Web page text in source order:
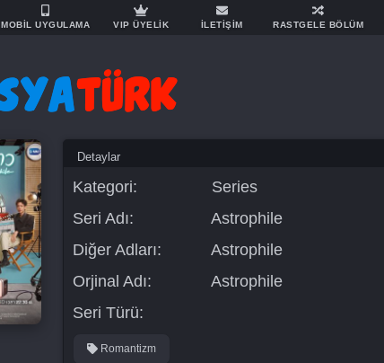
MOBİL UYGULAMA VIP ÜYELİK İLETİŞİM RASTGELE BÖLÜM
Detaylar
Kategori:
Series
Seri Adı:
Astrophile
Diğer Adları:
Astrophile
Orjinal Adı:
Astrophile
Seri Türü:
Romantizm